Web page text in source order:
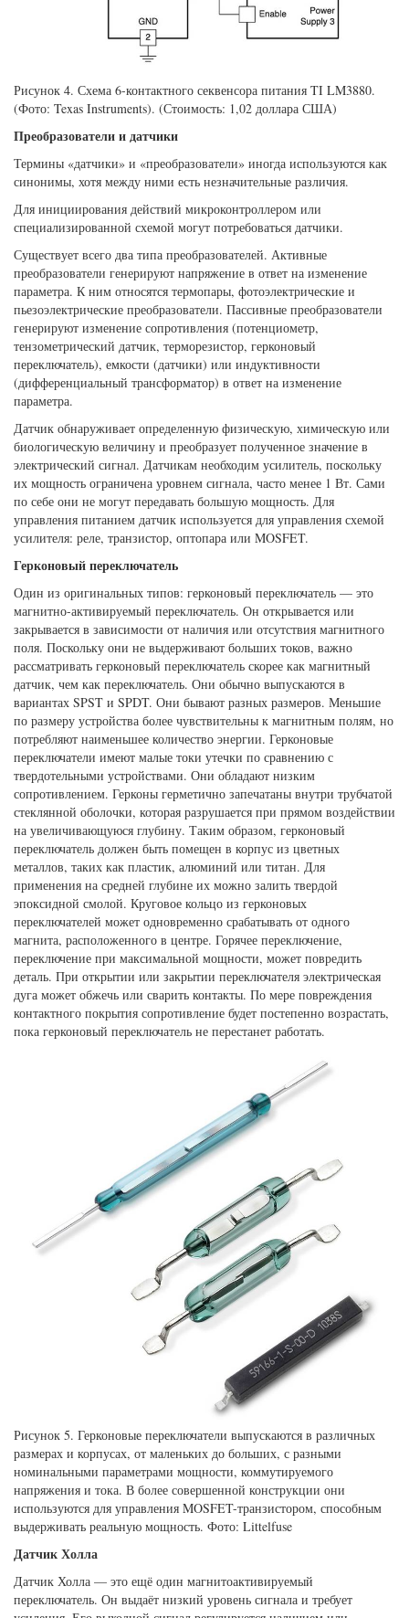
Рисунок 4. Схема 6-контактного секвенсора питания TI LM3880.
(Фото: Texas Instruments). (Стоимость: 1,02 доллара США)
Преобразователи и датчики
Термины «датчики» и «преобразователи» иногда используются как
синонимы, хотя между ними есть незначительные различия.
Для инициирования действий микроконтроллером или
специализированной схемой могут потребоваться датчики.
Существует всего два типа преобразователей. Активные
преобразователи генерируют напряжение в ответ на изменение
параметра. К ним относятся термопары, фотоэлектрические и
пьезоэлектрические преобразователи. Пассивные преобразователи
генерируют изменение сопротивления (потенциометр,
тензометрический датчик, терморезистор, герконовый
переключатель), емкости (датчики) или индуктивности
(дифференциальный трансформатор) в ответ на изменение
параметра.
Датчик обнаруживает определенную физическую, химическую или
биологическую величину и преобразует полученное значение в
электрический сигнал. Датчикам необходим усилитель, поскольку
их мощность ограничена уровнем сигнала, часто менее 1 Вт. Сами
по себе они не могут передавать большую мощность. Для
управления питанием датчик используется для управления схемой
усилителя: реле, транзистор, оптопара или MOSFET.
Герконовый переключатель
Один из оригинальных типов: герконовый переключатель — это
магнитно-активируемый переключатель. Он открывается или
закрывается в зависимости от наличия или отсутствия магнитного
поля. Поскольку они не выдерживают больших токов, важно
рассматривать герконовый переключатель скорее как магнитный
датчик, чем как переключатель. Они обычно выпускаются в
вариантах SPST и SPDT. Они бывают разных размеров. Меньшие
по размеру устройства более чувствительны к магнитным полям, но
потребляют наименьшее количество энергии. Герконовые
переключатели имеют малые токи утечки по сравнению с
твердотельными устройствами. Они обладают низким
сопротивлением. Герконы герметично запечатаны внутри трубчатой
стеклянной оболочки, которая разрушается при прямом воздействии
на увеличивающуюся глубину. Таким образом, герконовый
переключатель должен быть помещен в корпус из цветных
металлов, таких как пластик, алюминий или титан. Для
применения на средней глубине их можно залить твердой
эпоксидной смолой. Круговое кольцо из герконовых
переключателей может одновременно срабатывать от одного
магнита, расположенного в центре. Горячее переключение,
переключение при максимальной мощности, может повредить
деталь. При открытии или закрытии переключателя электрическая
дуга может обжечь или сварить контакты. По мере повреждения
контактного покрытия сопротивление будет постепенно возрастать,
пока герконовый переключатель не перестанет работать.
Рисунок 5. Герконовые переключатели выпускаются в различных
размерах и корпусах, от маленьких до больших, с разными
номинальными параметрами мощности, коммутируемого
напряжения и тока. В более совершенной конструкции они
используются для управления MOSFET-транзистором, способным
выдерживать реальную мощность. Фото: Littelfuse
Датчик Холла
Датчик Холла — это ещё один магнитоактивируемый
переключатель. Он выдаёт низкий уровень сигнала и требует